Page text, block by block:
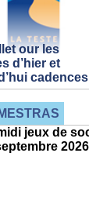
our les
d’hier et
cadences